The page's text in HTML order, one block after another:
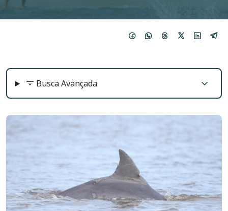
Busca Avançada
Imagem